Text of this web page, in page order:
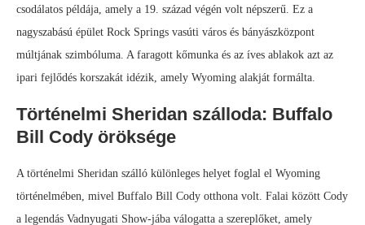
csodálatos példája, amely a 19. század végén volt népszerű. Ez a
nagyszabású épület Rock Springs vasúti város és bányászközpont
múltjának szimbóluma. A faragott kőmunka és az íves ablakok azt az
ipari fejlődés korszakát idézik, amely Wyoming alakját formálta.
Történelmi Sheridan szálloda: Buffalo
Bill Cody öröksége
A történelmi Sheridan szálló különleges helyet foglal el Wyoming
történelmében, mivel Buffalo Bill Cody otthona volt. Falai között Cody
a legendás Vadnyugati Show-jába válogatta a szereplőket, amely